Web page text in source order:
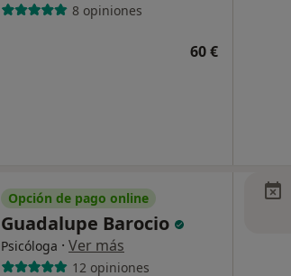
8 opiniones
60 €
Opción de pago online
Guadalupe Barocio
Psicóloga · Ver más
12 opiniones